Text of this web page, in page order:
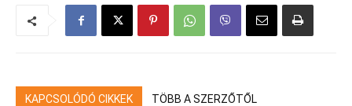
KAPCSOLÓDÓ CIKKEK TÖBB A SZERZŐTŐL